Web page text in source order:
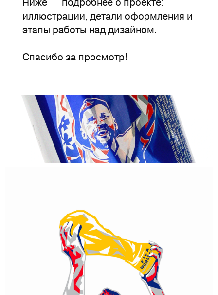
иллюстрации, детали оформления и
этапы работы над дизайном.
Спасибо за просмотр!